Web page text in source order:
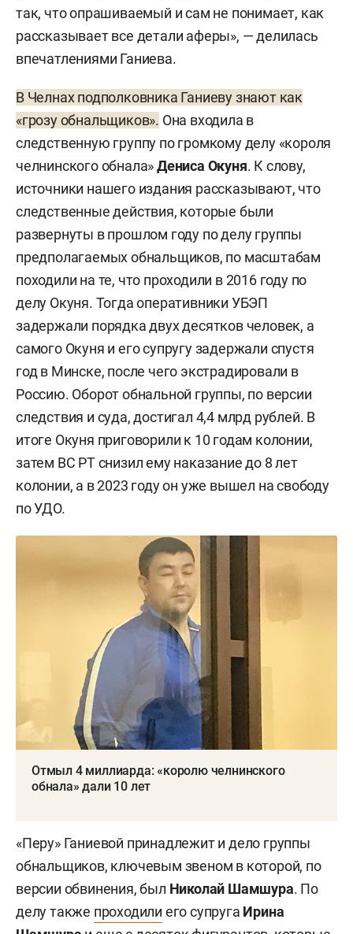
так, что опрашиваемый и сам не понимает, как
рассказывает все детали аферы», — делилась
впечатлениями Ганиева.
В Челнах подполковника Ганиеву знают как
«грозу обнальщиков». Она входила в
следственную группу по громкому делу «короля
челнинского обнала»Дениса Окуня. К слову,
источники нашего издания рассказывают, что
следственные действия, которые были
развернуты в прошлом году по делу группы
предполагаемых обнальщиков, по масштабам
походили на те, что проходили в 2016 году по
делу Окуня. Тогда оперативники УБЭП
задержали порядка двух десятков человек, а
самого Окуня и его супругу задержали спустя
год в Минске, после чего экстрадировали в
Россию. Оборот обнальной группы, по версии
следствия и суда, достигал 4,4 млрд рублей. В
итоге Окуня приговорили к 10 годам колонии,
затем ВС РТ снизил ему наказание до 8 лет
колонии, а в 2023 году он уже вышел на свободу
по УДО.
Отмыл 4 миллиарда: «королю челнинского
обнала» дали 10 лет
«Перу» Ганиевой принадлежит и дело группы
обнальщиков, ключевым звеном в которой, по
версии обвинения, был Николай Шамшура. По
делу также проходили его супруга Ирина